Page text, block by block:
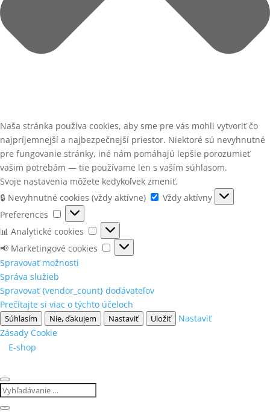
Naša stránka používa cookies, aby sme pre vás mohli vytvoriť čo
najpríjemnejší a najbezpečnejší priestor. Niektoré sú nevyhnutné
pre fungovanie stránky, iné nám pomáhajú lepšie porozumieť
vašim potrebám — tie používame len s vaším súhlasom.
Svoje nastavenia môžete kedykoľvek zmeniť.
🔒 Nevyhnutné cookies (vždy aktívne)
🔒
Vždy aktívny
Preferences
Preferences
📊 Analytické cookies
📊
Analytické
cookies
📢 Marketingové cookies
📢
Marketingové
Spravovať možnosti
Správa služieb
Spravovať {vendor_count} dodávateľov
Prečítajte si viac o týchto účeloch
Súhlasím Nie, ďakujem Nastaviť Uložiť
Nastaviť
Zásady Cookie
E-shop